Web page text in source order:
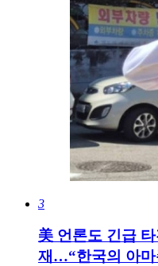
3
美 언론도 긴급
재…“한국의 아마